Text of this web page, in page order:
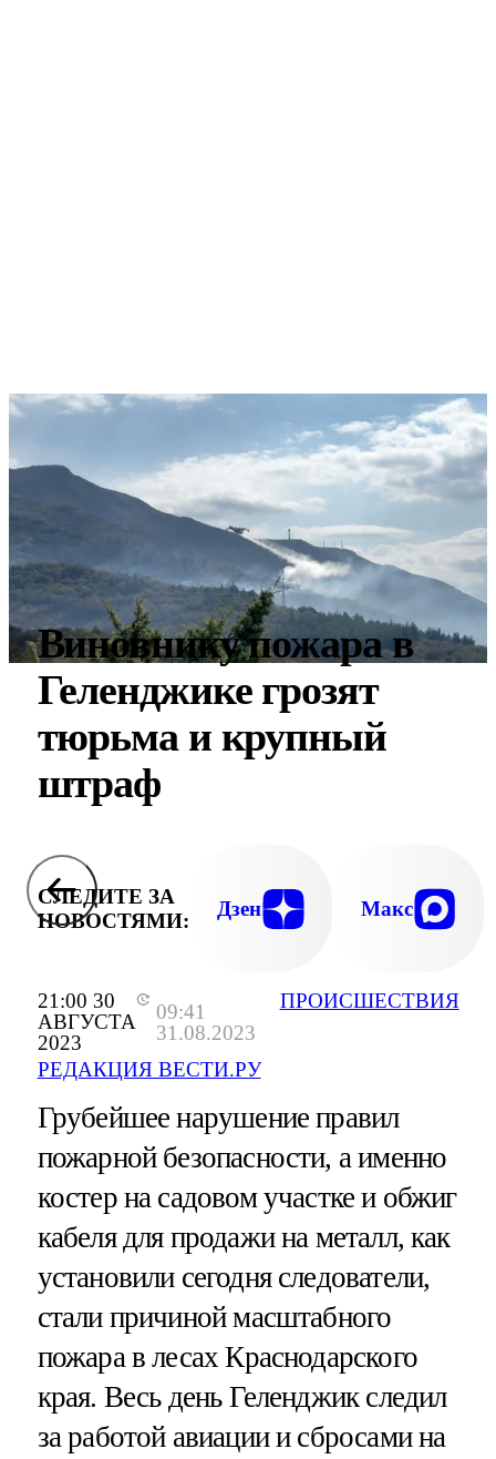
21:00 30
АВГУСТА
2023
09:41
31.08.2023
РЕДАКЦИЯ ВЕСТИ.РУ
ПРОИСШЕСТВИЯ
Виновнику пожара в
Геленджике грозят
тюрьма и крупный
штраф
СЛЕДИТЕ ЗА
НОВОСТЯМИ:
Дзен Макс
Грубейшее нарушение правил
пожарной безопасности, а именно
костер на садовом участке и обжиг
кабеля для продажи на металл, как
установили сегодня следователи,
стали причиной масштабного
пожара в лесах Краснодарского
края. Весь день Геленджик следил
за работой авиации и сбросами на